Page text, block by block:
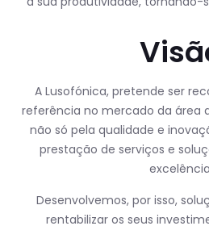
A Lusofónica, pretende ser
referência no mercado da área
não só pela qualidade e
prestação de serviços e
Desenvolvemos, por isso,
rentabilizar os seus